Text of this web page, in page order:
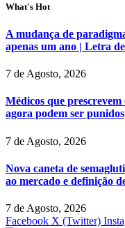
What's Hot
A mudança de
apenas um ano | Letra
7 de Agosto, 2026
Médicos que
agora podem ser punidos
7 de Agosto, 2026
Nova caneta de
ao mercado e definição
7 de Agosto, 2026
Facebook X (Twitter)